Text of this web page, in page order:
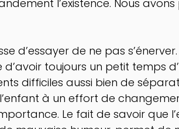
l’existence. Nous
d’essayer de ne pas s’énerver.
d’avoir toujours un petit temps
difficiles aussi bien de
à un effort de
Le fait de savoir que